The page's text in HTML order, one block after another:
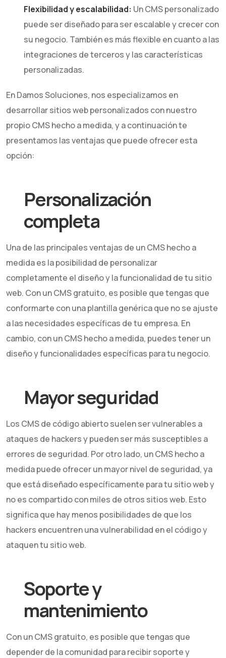
Flexibilidad y escalabilidad: Un CMS personalizado
puede ser diseñado para ser escalable y crecer con
su negocio. También es más flexible en cuanto a las
integraciones de terceros y las características
personalizadas.
En Damos Soluciones, nos especializamos en
desarrollar sitios web personalizados con nuestro
propio CMS hecho a medida, y a continuación te
presentamos las ventajas que puede ofrecer esta
opción:
Personalización
completa
Una de las principales ventajas de un CMS hecho a
medida es la posibilidad de personalizar
completamente el diseño y la funcionalidad de tu sitio
web. Con un CMS gratuito, es posible que tengas que
conformarte con una plantilla genérica que no se ajuste
a las necesidades específicas de tu empresa. En
cambio, con un CMS hecho a medida, puedes tener un
diseño y funcionalidades específicas para tu negocio.
Mayor seguridad
Los CMS de código abierto suelen ser vulnerables a
ataques de hackers y pueden ser más susceptibles a
errores de seguridad. Por otro lado, un CMS hecho a
medida puede ofrecer un mayor nivel de seguridad, ya
que está diseñado específicamente para tu sitio web y
no es compartido con miles de otros sitios web. Esto
significa que hay menos posibilidades de que los
hackers encuentren una vulnerabilidad en el código y
ataquen tu sitio web.
Soporte y
mantenimiento
Con un CMS gratuito, es posible que tengas que
depender de la comunidad para recibir soporte y